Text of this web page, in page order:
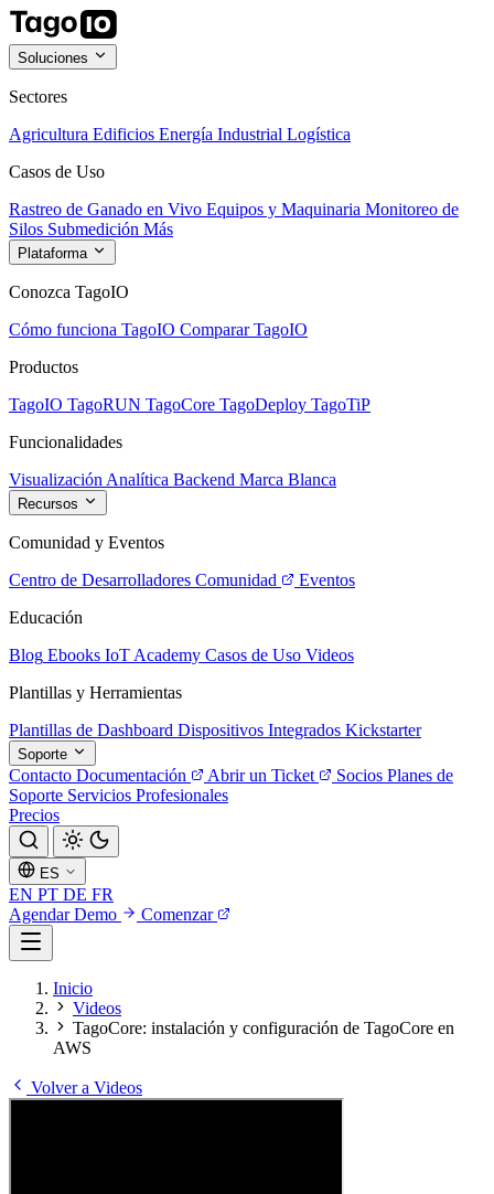
Soluciones
Sectores
Agricultura Edificios Energía Industrial Logística
Casos de Uso
Rastreo de Ganado en Vivo Equipos y Maquinaria Monitoreo de
Silos Submedición Más
Plataforma
Conozca TagoIO
Cómo funciona TagoIO Comparar TagoIO
Productos
TagoIO TagoRUN TagoCore TagoDeploy TagoTiP
Funcionalidades
Visualización Analítica Backend Marca Blanca
Recursos
Comunidad y Eventos
Centro de Desarrolladores Comunidad
Eventos
Educación
Blog Ebooks IoT Academy Casos de Uso Videos
Plantillas y Herramientas
Plantillas de Dashboard Dispositivos Integrados Kickstarter
Soporte
Contacto Documentación Abrir un Ticket Socios Planes de
Soporte Servicios Profesionales
Precios
ES
EN PT DE FR
Agendar Demo
Comenzar
Inicio
Videos
TagoCore: instalación y configuración de TagoCore en
AWS
Volver a Videos